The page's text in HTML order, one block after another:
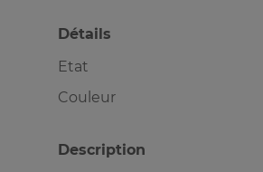
Détails
Etat
Couleur
Description